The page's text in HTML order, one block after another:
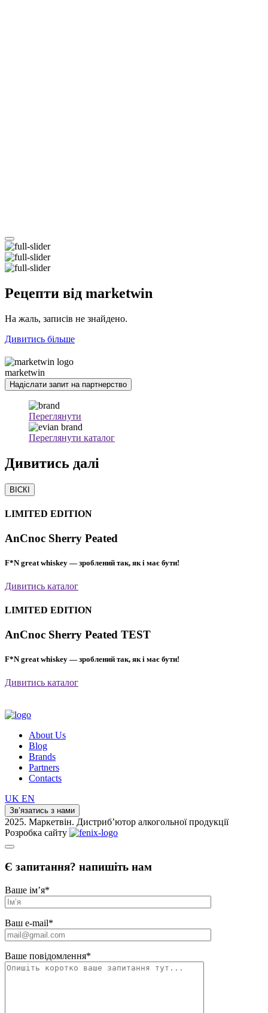
Рецепти від marketwin
На жаль, записів не знайдено.
Дивитись більше
marketwin
Надіслати запит на партнерство
Переглянути
Переглянути каталог
Дивитись далі
ВІСКІ
LIMITED EDITION
AnCnoc Sherry Peated
F*N great whiskey — зроблений так, як і має бути!
Дивитись каталог
LIMITED EDITION
AnCnoc Sherry Peated TEST
F*N great whiskey — зроблений так, як і має бути!
Дивитись каталог
About Us
Blog
Brands
Partners
Contacts
UK EN
Зв’язатись з нами
2025. Маркетвін. Дистриб’ютор алкогольної продукції
Розробка сайту
Є запитання? напишіть нам
Ваше ім’я*
Ваш e-mail*
Ваше повідомлення*